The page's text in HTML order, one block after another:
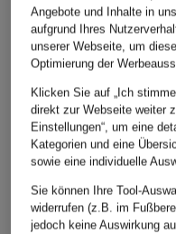
Angebote und Inhalte in
aufgrund Ihres
unserer Webseite, um
Optimierung der
Klicken Sie auf „Ich
direkt zur Webseite weiter
Einstellungen“, um eine
Kategorien und eine
sowie eine individuelle
Sie können Ihre Tool-
widerrufen (z.B. im
jedoch keine Auswirkung